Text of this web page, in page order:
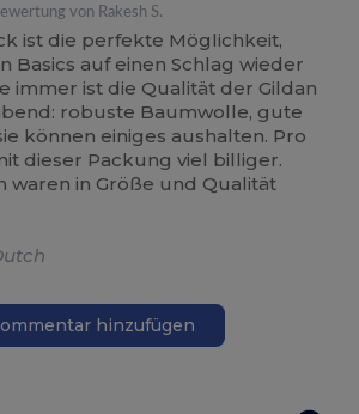
von Rakesh S.
ist die perfekte Möglichkeit,
Basics auf einen Schlag wieder
immer ist die Qualität der Gildan
robuste Baumwolle, gute
können einiges aushalten. Pro
dieser Packung viel billiger.
waren in Größe und Qualität
hinzufügen